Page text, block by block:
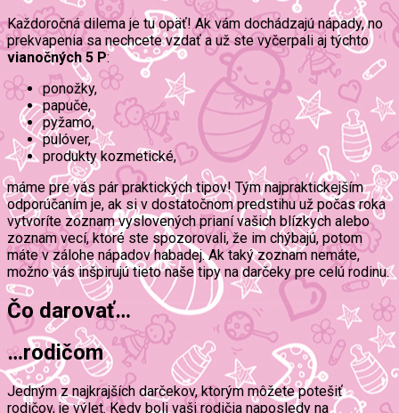
Každoročná dilema je tu opäť! Ak vám dochádzajú nápady, no
prekvapenia sa nechcete vzdať a už ste vyčerpali aj týchto
vianočných 5 P:
ponožky,
papuče,
pyžamo,
pulóver,
produkty kozmetické,
máme pre vás pár praktických tipov! Tým najpraktickejším
odporúčaním je, ak si v dostatočnom predstihu už počas roka
vytvoríte zoznam vyslovených prianí vašich blízkych alebo
zoznam vecí, ktoré ste spozorovali, že im chýbajú, potom
máte v zálohe nápadov habadej. Ak taký zoznam nemáte,
možno vás inšpirujú tieto naše tipy na darčeky pre celú rodinu.
Čo darovať…
…rodičom
Jedným z najkrajších darčekov, ktorým môžete potešiť
rodičov, je výlet. Kedy boli vaši rodičia naposledy na